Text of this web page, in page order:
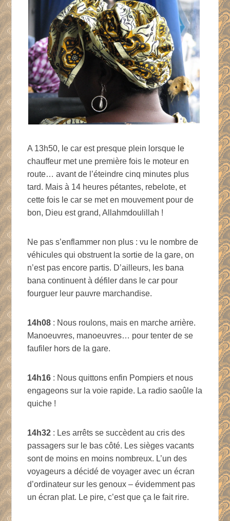
A 13h50, le car est presque plein lorsque le
chauffeur met une première fois le moteur en
route… avant de l’éteindre cinq minutes plus
tard. Mais à 14 heures pétantes, rebelote, et
cette fois le car se met en mouvement pour de
bon, Dieu est grand, Allahmdoulillah !
Ne pas s’enflammer non plus : vu le nombre de
véhicules qui obstruent la sortie de la gare, on
n’est pas encore partis. D’ailleurs, les bana
bana continuent à défiler dans le car pour
fourguer leur pauvre marchandise.
14h08 : Nous roulons, mais en marche arrière.
Manoeuvres, manoeuvres… pour tenter de se
faufiler hors de la gare.
14h16 : Nous quittons enfin Pompiers et nous
engageons sur la voie rapide. La radio saoûle la
quiche !
14h32 : Les arrêts se succèdent au cris des
passagers sur le bas côté. Les sièges vacants
sont de moins en moins nombreux. L’un des
voyageurs a décidé de voyager avec un écran
d’ordinateur sur les genoux – évidemment pas
un écran plat. Le pire, c’est que ça le fait rire.